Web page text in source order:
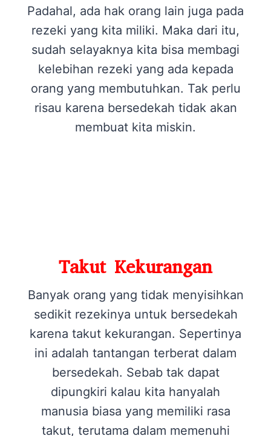
Padahal, ada hak orang lain juga pada
rezeki yang kita miliki. Maka dari itu,
sudah selayaknya kita bisa membagi
kelebihan rezeki yang ada kepada
orang yang membutuhkan. Tak perlu
risau karena bersedekah tidak akan
membuat kita miskin.
Takut Kekurangan
Banyak orang yang tidak menyisihkan
sedikit rezekinya untuk bersedekah
karena takut kekurangan. Sepertinya
ini adalah tantangan terberat dalam
bersedekah. Sebab tak dapat
dipungkiri kalau kita hanyalah
manusia biasa yang memiliki rasa
takut, terutama dalam memenuhi